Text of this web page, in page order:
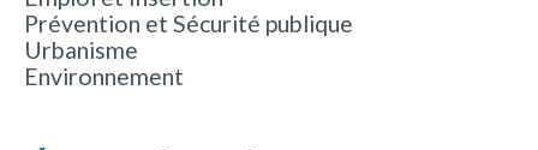
Prévention et Sécurité publique
Urbanisme
Environnement